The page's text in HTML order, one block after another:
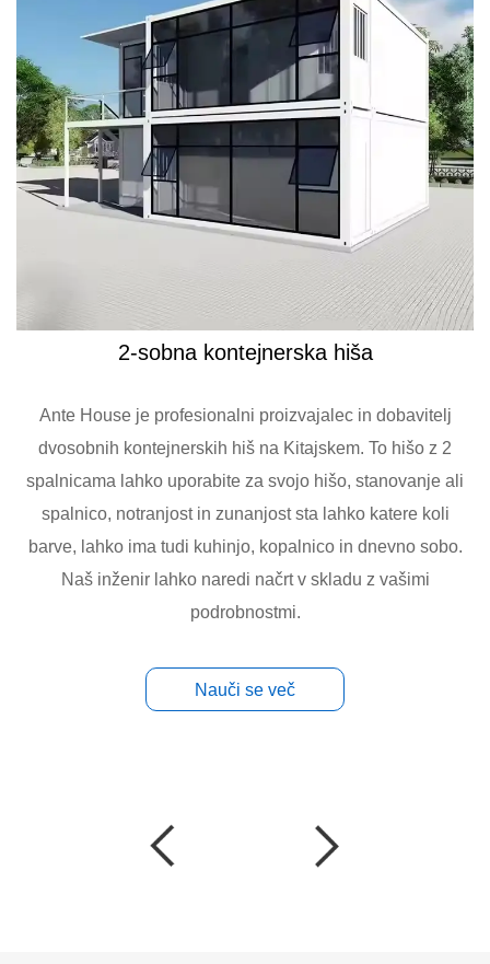
2-sobna kontejnerska hiša
Ante House je profesionalni proizvajalec in dobavitelj
dvosobnih kontejnerskih hiš na Kitajskem. To hišo z 2
spalnicama lahko uporabite za svojo hišo, stanovanje ali
spalnico, notranjost in zunanjost sta lahko katere koli
barve, lahko ima tudi kuhinjo, kopalnico in dnevno sobo.
Naš inženir lahko naredi načrt v skladu z vašimi
podrobnostmi.
Nauči se več